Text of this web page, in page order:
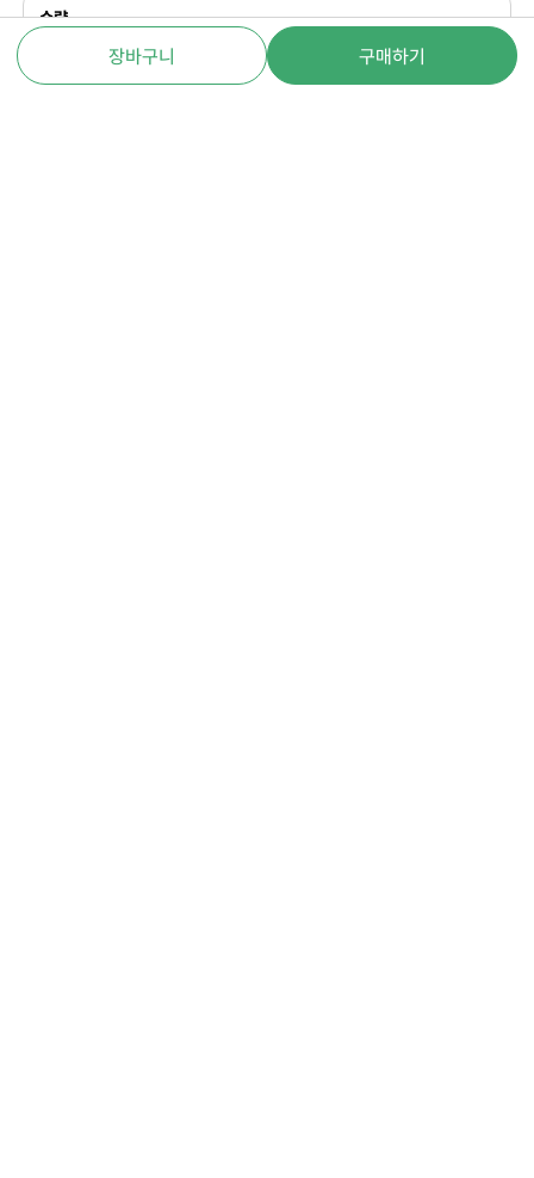
수량
2Box(14포) 4Box(28포)
5Box(35포)
장바구니 구매하기